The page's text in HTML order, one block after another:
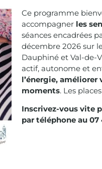
Ce programme
accompagner les
séances encadrées
décembre 2026 sur
Dauphiné et Val-de-
actif, autonome et
l’énergie,
moments. Les
Inscrivez-vous vite
par téléphone au 07